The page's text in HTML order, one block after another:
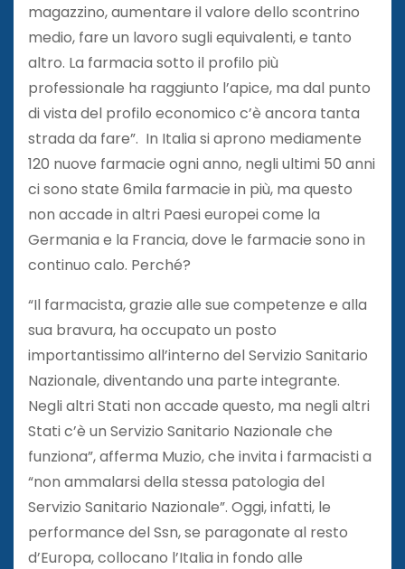
magazzino, aumentare il valore dello scontrino
medio, fare un lavoro sugli equivalenti, e tanto
altro. La farmacia sotto il profilo più
professionale ha raggiunto l’apice, ma dal punto
di vista del profilo economico c’è ancora tanta
strada da fare”. In Italia si aprono mediamente
120 nuove farmacie ogni anno, negli ultimi 50 anni
ci sono state 6mila farmacie in più, ma questo
non accade in altri Paesi europei come la
Germania e la Francia, dove le farmacie sono in
continuo calo. Perché?
“Il farmacista, grazie alle sue competenze e alla
sua bravura, ha occupato un posto
importantissimo all’interno del Servizio Sanitario
Nazionale, diventando una parte integrante.
Negli altri Stati non accade questo, ma negli altri
Stati c’è un Servizio Sanitario Nazionale che
funziona”, afferma Muzio, che invita i farmacisti a
“non ammalarsi della stessa patologia del
Servizio Sanitario Nazionale”. Oggi, infatti, le
performance del Ssn, se paragonate al resto
d’Europa, collocano l’Italia in fondo alle